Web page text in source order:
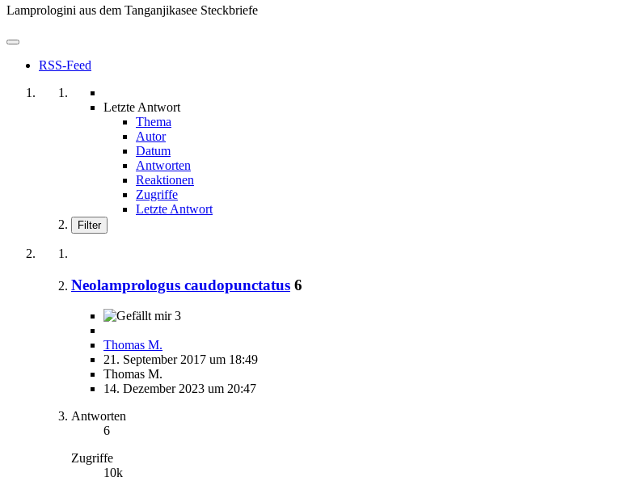
Lamprologini aus dem Tanganjikasee Steckbriefe
RSS-Feed
Letzte Antwort
Thema
Autor
Datum
Antworten
Reaktionen
Zugriffe
Letzte Antwort
Filter
Neolamprologus caudopunctatus 6
3
Thomas M.
21. September 2017 um 18:49
Thomas M.
14. Dezember 2023 um 20:47
Antworten
6
Zugriffe
10k